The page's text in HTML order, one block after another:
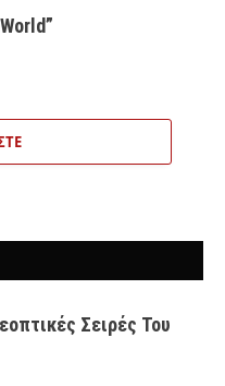
Σειρές Του